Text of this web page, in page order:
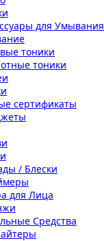
для Умывания
тоники
тоники
сертификаты
/ Блески
для Лица
Средства